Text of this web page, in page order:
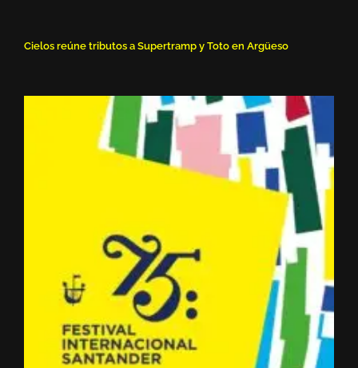
Cielos reúne tributos a Supertramp y Toto en Argüeso